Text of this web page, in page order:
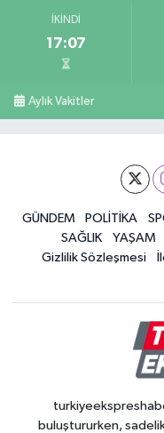
İKINDI
17:07
Aylık Vakitler
GÜNDEM POLİTİKA
SAĞLIK
YAŞAM
Gizlilik Sözleşmesi
buluştururken,